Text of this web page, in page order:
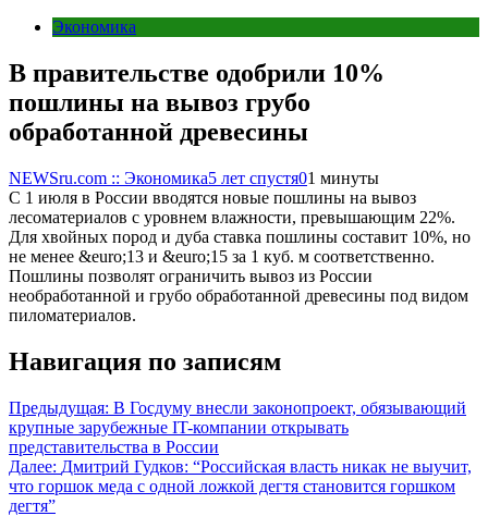
Экономика
В правительстве одобрили 10%
пошлины на вывоз грубо
обработанной древесины
NEWSru.com :: Экономика5 лет спустя01 минуты
С 1 июля в России вводятся новые пошлины на вывоз
лесоматериалов с уровнем влажности, превышающим 22%.
Для хвойных пород и дуба ставка пошлины составит 10%, но
не менее &euro;13 и &euro;15 за 1 куб. м соответственно.
Пошлины позволят ограничить вывоз из России
необработанной и грубо обработанной древесины под видом
пиломатериалов.
Навигация по записям
Предыдущая: В Госдуму внесли законопроект, обязывающий
крупные зарубежные IT-компании открывать
представительства в России
Далее: Дмитрий Гудков: “Российская власть никак не выучит,
что горшок меда с одной ложкой дегтя становится горшком
дегтя”